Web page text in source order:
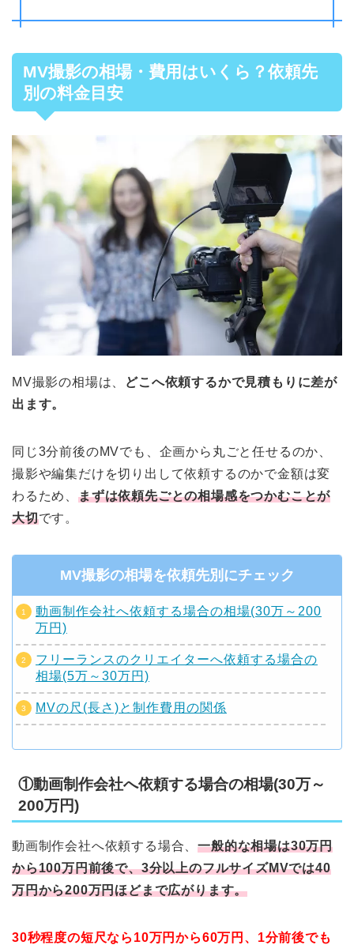
MV撮影の相場・費用はいくら？依頼先
別の料金目安
MV撮影の相場は、
どこへ依頼するかで見積もりに差が
出ます。
同じ3分前後のMVでも、企画から丸ごと任せるのか、
撮影や編集だけを切り出して依頼するのかで金額は変
わるため、 まずは依頼先ごとの相場感をつかむことが
大切です。
MV撮影の相場を依頼先別にチェック
動画制作会社へ依頼する場合の相場(30万～200
万円)
フリーランスのクリエイターへ依頼する場合の
相場(5万～30万円)
MVの尺(長さ)と制作費用の関係
①動画制作会社へ依頼する場合の相場(30万～
200万円)
動画制作会社へ依頼する場合、一般的な相場は30万円
から100万円前後で、3分以上のフルサイズMVでは40
万円から200万円ほどまで広がります。
30秒程度の短尺なら10万円から60万円、1分前後でも